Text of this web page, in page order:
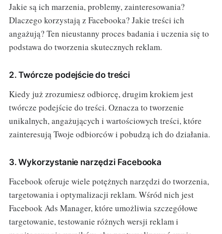
Jakie są ich marzenia, problemy, zainteresowania?
Dlaczego korzystają z Facebooka? Jakie treści ich
angażują? Ten nieustanny proces badania i uczenia się to
podstawa do tworzenia skutecznych reklam.
2. Twórcze podejście do treści
Kiedy już zrozumiesz odbiorcę, drugim krokiem jest
twórcze podejście do treści. Oznacza to tworzenie
unikalnych, angażujących i wartościowych treści, które
zainteresują Twoje odbiorców i pobudzą ich do działania.
3. Wykorzystanie narzędzi Facebooka
Facebook oferuje wiele potężnych narzędzi do tworzenia,
targetowania i optymalizacji reklam. Wśród nich jest
Facebook Ads Manager, które umożliwia szczegółowe
targetowanie, testowanie różnych wersji reklam i